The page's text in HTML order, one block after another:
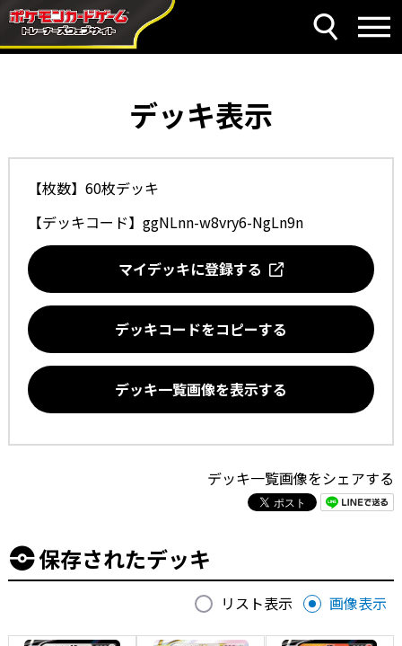
デッキ表示
【枚数】60枚デッキ
【デッキコード】 ggNLnn-w8vry6-NgLn9n
マイデッキに登録する
デッキコードをコピーする
デッキ一覧画像を表示する
デッキ一覧画像をシェアする
保存されたデッキ
リスト表示 画像表示